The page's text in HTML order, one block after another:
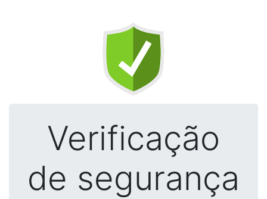
Verificação
de segurança